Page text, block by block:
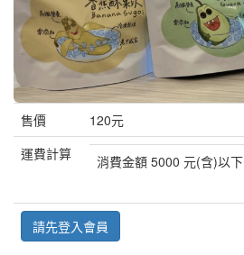
售價
120元
運費計算
消費金額 5000 元(含)以下
請先登入會員